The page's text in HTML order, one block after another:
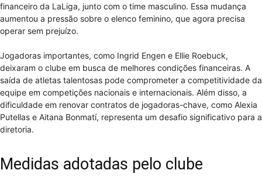
financeiro da LaLiga, junto com o time masculino. Essa mudança
aumentou a pressão sobre o elenco feminino, que agora precisa
operar sem prejuízo.
Jogadoras importantes, como Ingrid Engen e Ellie Roebuck,
deixaram o clube em busca de melhores condições financeiras. A
saída de atletas talentosas pode comprometer a competitividade da
equipe em competições nacionais e internacionais. Além disso, a
dificuldade em renovar contratos de jogadoras-chave, como Alexia
Putellas e Aitana Bonmatí, representa um desafio significativo para a
diretoria.
Medidas adotadas pelo clube